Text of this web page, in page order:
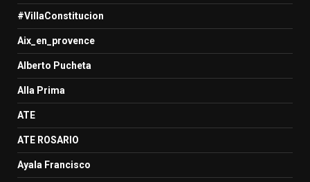
#VillaConstitucion
Aix_en_provence
Alberto Pucheta
Alla Prima
ATE
ATE ROSARIO
Ayala Francisco